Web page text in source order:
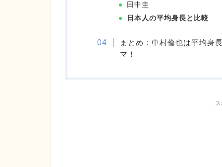
田中圭
日本人の平均身長と比較
まとめ：中村倫也は平均身
マ！